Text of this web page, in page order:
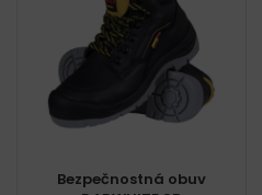
Bezpečnostná obuv